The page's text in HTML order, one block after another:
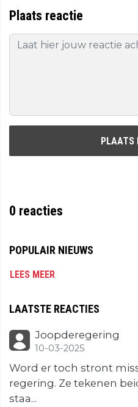
Plaats reactie
PLAATS
0 reacties
POPULAIR NIEUWS
LEES MEER
LAATSTE REACTIES
Joopderegering
10-03-2025
Word er toch stront
regering. Ze tekenen
staa...